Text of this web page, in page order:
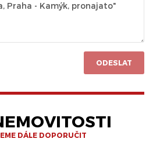
ODESLAT
DÁLE DOPORUČIT